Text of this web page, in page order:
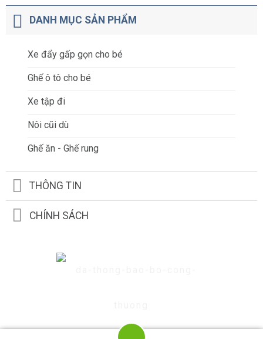
DANH MỤC SẢN PHẨM
Xe đẩy gấp gọn cho bé
Ghế ô tô cho bé
Xe tập đi
Nôi cũi dù
Ghế ăn - Ghế rung
THÔNG TIN
CHÍNH SÁCH